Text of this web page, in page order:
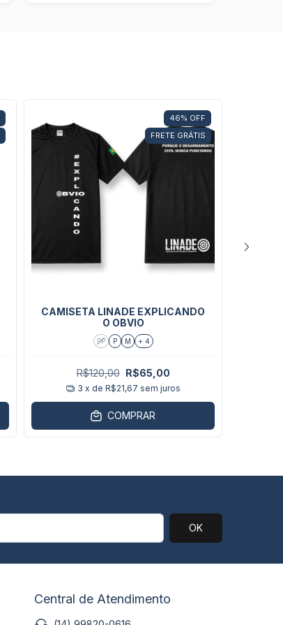
46% OFF
FRETE GRÁTIS
CAMISETA LINADE EXPLICANDO
O OBVIO
PP P M + 4
R$120,00 R$65,00
3 x de R$21,67 sem juros
COMPRAR
Central de Atendimento